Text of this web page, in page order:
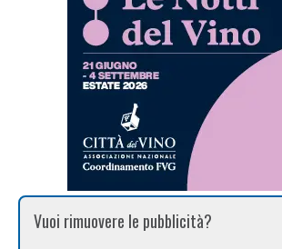
Vuoi rimuovere le pubblicità?